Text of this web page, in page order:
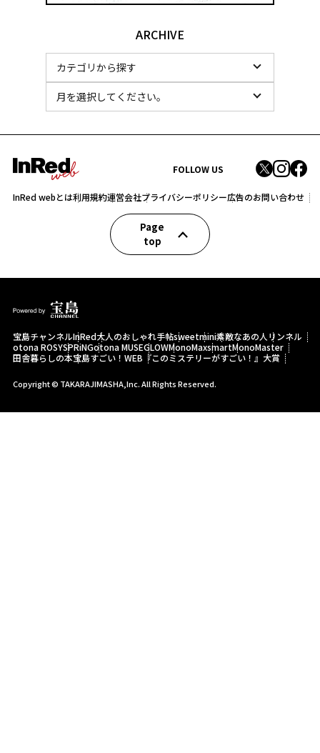
ARCHIVE
FOLLOW US
InRed webとは利用規約運営会社プライバシーポリシー広告のお問い合わせ
Page
top
宝島チャンネルInRed大人のおしゃれ手帖sweetmini素敵なあの人 リンネル
otona ROSYSPRiNGotona MUSEGLOWMonoMaxsmartMonoMaster
田舎暮らしの本宝島すごい！WEB 『このミステリーがすごい！』大賞
Copyright © TAKARAJIMASHA,Inc. All Rights Reserved.